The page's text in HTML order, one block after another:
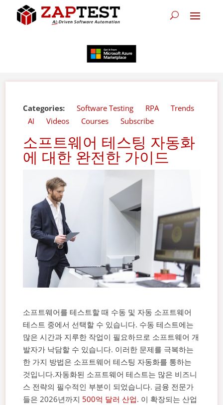
Categories: Software Testing RPA
Trends
AI
Videos Courses Subscribe
소프트웨어 테스팅 자동화
에 대한 완전한 가이드
소프트웨어를 테스트할 때 수동 및 자동 소프트웨어
테스트 중에서 선택할 수 있습니다. 수동 테스트에는
많은 시간과 지루한 작업이 필요하므로 소프트웨어 개
발자가 낙담할 수 있습니다. 이러한 문제를 극복하는
한 가지 방법은 소프트웨어 테스팅 자동화를 통하는
것입니다.자동화된 소프트웨어 테스트는 많은 비즈니
스 전략의 필수적인 부분이 되었습니다. 금융 전문가
들은 2026년까지 500억 달러 산업. 이 확장되는 산업